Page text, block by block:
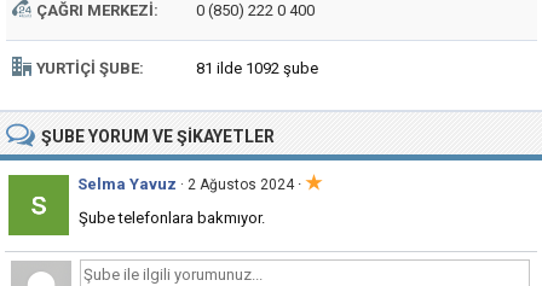
ÇAĞRI MERKEZI: 0 (850) 222 0 400
YURTIÇI ŞUBE: 81 ilde 1092 şube
ŞUBEYORUM VE ŞIKAYETLER
Selma Yavuz · 2 Ağustos 2024· ★
Şube telefonlara bakmıyor.